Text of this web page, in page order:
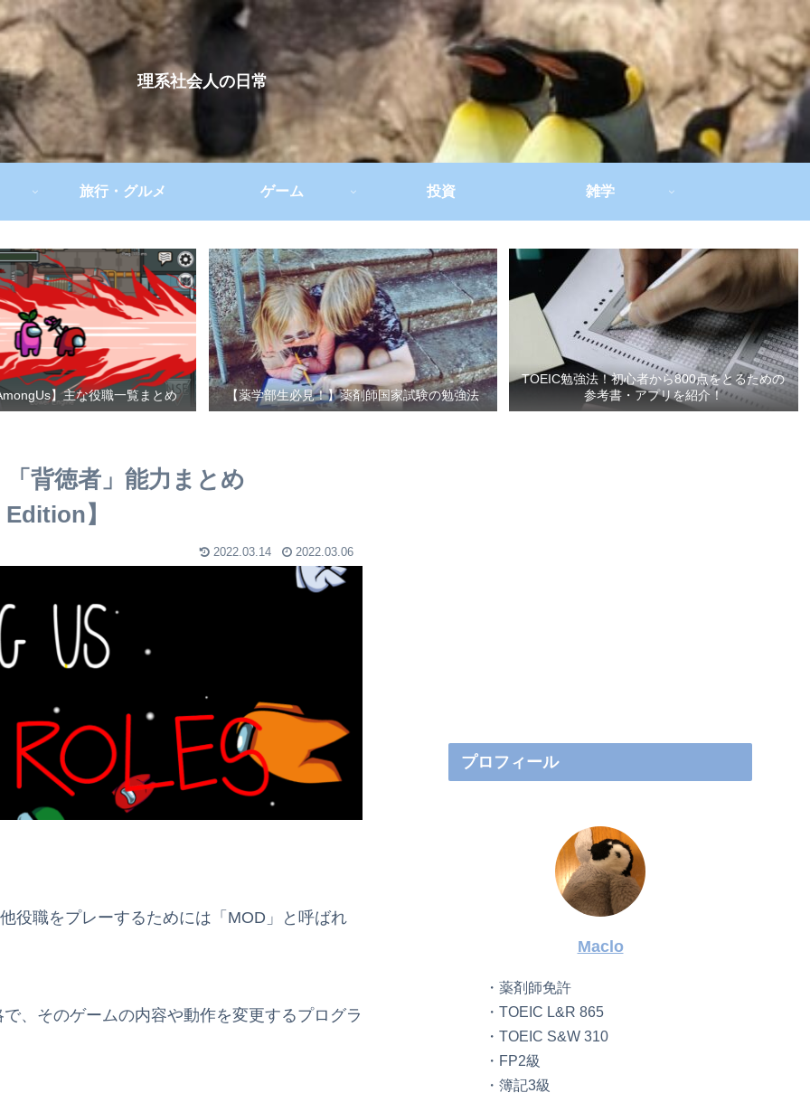
理系社会人の日常
旅行・グルメ ゲーム 投資 雑学
】主な役職一覧まとめ 【薬学部生必見！】薬剤師国家試験の勉強法
TOEIC勉強法！初心者から800点をとるための
参考書・アプリを紹介！
背徳者」能力まとめ
】
2022.03.14 2022.03.06
役職をプレーするためには「MOD」と呼ばれ
、そのゲームの内容や動作を変更するプログラ
プロフィール
Maclo
・薬剤師免許
・TOEIC L&R 865
・TOEIC S&W 310
・FP2級
・簿記3級